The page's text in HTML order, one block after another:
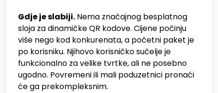
Gdje je slabiji. Nema značajnog besplatnog
sloja za dinamičke QR kodove. Cijene počinju
više nego kod konkurenata, a početni paket je
po korisniku. Njihovo korisničko sučelje je
funkcionalno za velike tvrtke, ali ne posebno
ugodno. Povremeni ili mali poduzetnici pronaći
će ga prekompleksnim.